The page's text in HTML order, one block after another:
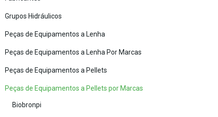
Grupos Hidráulicos
Peças de Equipamentos a Lenha
Peças de Equipamentos a Lenha Por Marcas
Peças de Equipamentos a Pellets
Peças de Equipamentos a Pellets por Marcas
Biobronpi